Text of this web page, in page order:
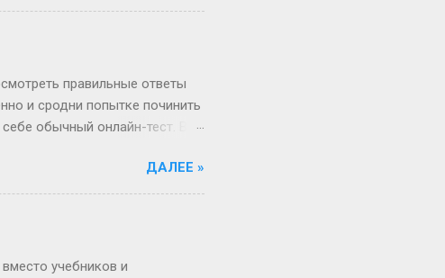
если 1 января —
Тут уже веселее
эти два дня оказаться
правильные ответы
и сродни попытке починить
обычный онлайн-тест. Вы
варианты. Однако, и это
который вы видите, открыв
виде, в каком хотелось бы.
Сегодня всё иначе.
— это просто пустая
ДАЛЕЕ »
учебников и